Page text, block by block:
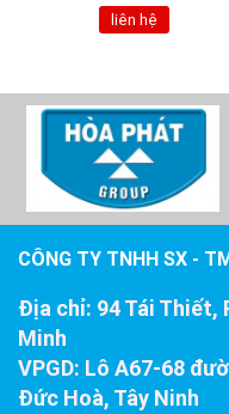
liên hệ
CÔNG TY TNHH SX -
Địa chỉ: 94 Tái Thiết,
Minh
VPGD: Lô A67-68
Đức Hoà, Tây Ninh